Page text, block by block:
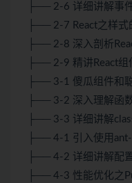
├── 2-6 详细讲解事
├── 2-7 React之样式
├── 2-8 深入剖析
├── 2-9 精讲React组
├── 3-1 傻瓜组件和
├── 3-2 深入理解函
├── 3-3 详细讲解
├── 4-1 引入使用
├── 4-2 详细讲解配
├── 4-3 性能优化之